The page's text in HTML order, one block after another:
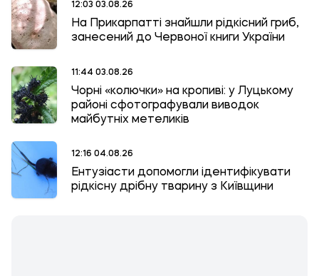
12:03 03.08.26
На Прикарпатті знайшли рідкісний гриб,
занесений до Червоної книги України
11:44 03.08.26
Чорні «колючки» на кропиві: у Луцькому
районі сфотографували виводок
майбутніх метеликів
12:16 04.08.26
Ентузіасти допомогли ідентифікувати
рідкісну дрібну тварину з Київщини